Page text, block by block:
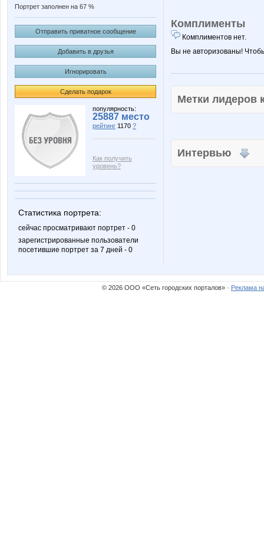
Портрет заполнен на 67 %
Отправить приватное сообщение
Добавить в друзья
Игнорировать
Сделать подарок
популярность:
25887 место
рейтинг 1170 ?
Как получить
уровень?
Статистика портрета:
сейчас просматривают портрет - 0
зарегистрированные пользователи
посетившие портрет за 7 дней - 0
Комплименты
Комплиментов нет.
Вы не авторизованы!
Метки
Интервью
© 2026 ООО «Сеть городских порталов» · Реклама